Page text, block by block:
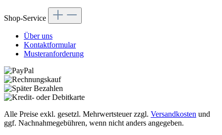
Shop-Service
Über uns
Kontaktformular
Musteranforderung
Alle Preise exkl. gesetzl. Mehrwertsteuer zzgl. Versandkosten und
ggf. Nachnahmegebühren, wenn nicht anders angegeben.